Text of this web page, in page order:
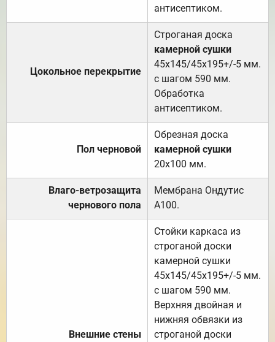
антисептиком.
Цокольное перекрытие
Строганая доска
камерной сушки
45х145/45х195+/-5 мм.
с шагом 590 мм.
Обработка
антисептиком.
Пол черновой
Обрезная доска
камерной сушки
20х100 мм.
Влаго-ветрозащита
чернового пола
Мембрана Ондутис
А100.
Внешние стены
Стойки каркаса из
строганой доски
камерной сушки
45х145/45х195+/-5 мм.
с шагом 590 мм.
Верхняя двойная и
нижняя обвязки из
строганой доски